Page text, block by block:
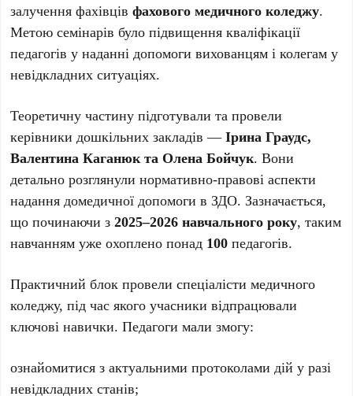
залучення фахівцівфахового медичного коледжу.
Метою семінарів було підвищення кваліфікації
педагогів у наданні допомоги вихованцям і колегам у
невідкладних ситуаціях.
Теоретичну частину підготували та провели
керівники дошкільних закладів —Ірина Граудс,
Валентина Каганюк та Олена Бойчук. Вони
детально розглянули нормативно-правові аспекти
надання домедичної допомоги в ЗДО. Зазначається,
що починаючи з2025–2026 навчального року, таким
навчанням уже охоплено понад 100 педагогів.
Практичний блок провели спеціалісти медичного
коледжу, під час якого учасники відпрацювали
ключові навички. Педагоги мали змогу:
ознайомитися з актуальними протоколами дій у разі
невідкладних станів;